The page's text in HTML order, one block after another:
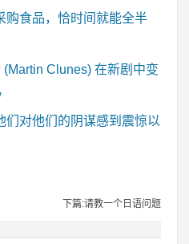
购食品，恰时间就能全半
(Martin Clunes) 在新剧中变
们对他们的阴谋感到震惊以
下篇:请教一个日语问题